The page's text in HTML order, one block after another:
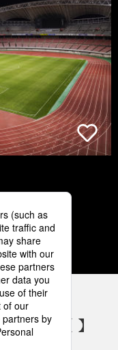
5
アカウント